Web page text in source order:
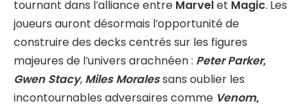
tournant dans l’alliance entre Marvelet Magic. Les
joueurs auront désormais l’opportunité de
construire des decks centrés sur les figures
majeures de l’univers arachnéen : Peter Parker,
Gwen Stacy, Miles Moralessans oublier les
incontournables adversaires comme Venom,